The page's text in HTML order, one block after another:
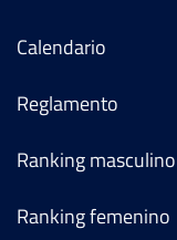
Calendario
Reglamento
Ranking masculino
Ranking femenino